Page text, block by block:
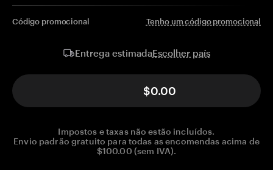
Código promocional Tenho um código promocional
Entrega estimadaEscolher país
$0.00
Impostos e taxas não estão incluídos.
Envio padrão gratuito para todas as encomendas acima de
$100.00 (sem IVA).